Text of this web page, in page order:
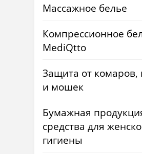
Массажное белье
Компрессионное
MediQtto
Защита от
и мошек
Бумажная
средства для
гигиены